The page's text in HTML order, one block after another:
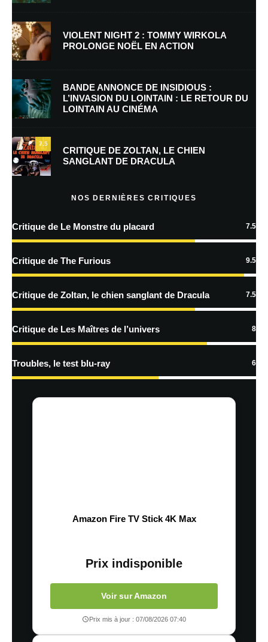
Nom*
E-mail *
Enregistrer mon nom, mon e-mail et mon site dans le navigateur pour
mon prochain commentaire.
Prévenez-moi de tous les nouveaux commentaires par e-mail.
Prévenez-moi de tous les nouveaux articles par e-mail.
En savoir
traitées
VIOLENT NIGHT 2 : TOMMY WIRKOLA
PROLONGE NOËL EN ACTION
BANDE ANNONCE DE INSIDIOUS :
L’INVASION DU LOINTAIN : LE RETOUR DU
LOINTAIN AU CINÉMA
7.5
CRITIQUE DE ZOLTAN, LE CHIEN
SANGLANT DE DRACULA
NOS DERNIÈRES CRITIQUES
Critique de Le Monstre du placard 7.5
Critique de The Furious 9.5
Critique de Zoltan, le chien sanglant de Dracula 7.5
Critique de Les Maîtres de l’univers 8
Troubles, le test blu-ray 6
Amazon Fire TV Stick 4K Max
Prix indisponible
Voir sur Amazon
Prix mis à jour : 07/08/2026 07:40